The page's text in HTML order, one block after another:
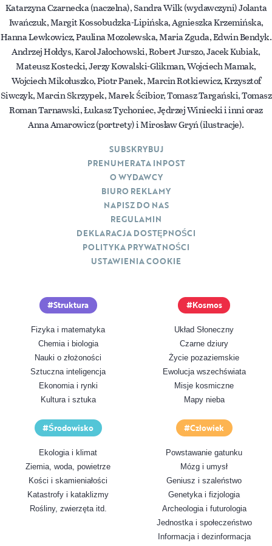
Katarzyna Czarnecka (naczelna), Sandra Wilk (wydawczyni) Jolanta
Iwańczuk, Margit Kossobudzka-Lipińska, Agnieszka Krzemińska,
Hanna Lewkowicz, Paulina Mozolewska, Maria Zguda, Edwin Bendyk.
Andrzej Hołdys, Karol Jałochowski, Robert Jurszo, Jacek Kubiak,
Mateusz Kostecki, Jerzy Kowalski-Glikman, Wojciech Mamak,
Wojciech Mikołuszko, Piotr Panek, Marcin Rotkiewicz, Krzysztof
Siwczyk, Marcin Skrzypek, Marek Ścibior, Tomasz Targański, Tomasz
Roman Tarnawski, Łukasz Tychoniec, Jędrzej Winiecki i inni oraz
Anna Amarowicz (portrety) i Mirosław Gryń (ilustracje).
Struktura
Fizyka i matematyka
Chemia i biologia
Nauki o złożoności
Sztuczna inteligencja
Ekonomia i rynki
Kultura i sztuka
Kosmos
Układ Słoneczny
Czarne dziury
Życie pozaziemskie
Ewolucja wszechświata
Misje kosmiczne
Mapy nieba
Środowisko
Ekologia i klimat
Ziemia, woda, powietrze
Kości i skamieniałości
Katastrofy i kataklizmy
Rośliny, zwierzęta itd.
Człowiek
Powstawanie gatunku
Mózg i umysł
Geniusz i szaleństwo
Genetyka i fizjologia
Archeologia i futurologia
Jednostka i społeczeństwo
Informacja i dezinformacja
SUBSKRYBUJ
PRENUMERATA INPOST
O WYDAWCY
BIURO REKLAMY
NAPISZ DO NAS
REGULAMIN
DEKLARACJA DOSTĘPNOŚCI
POLITYKA PRYWATNOŚCI
USTAWIENIA COOKIE